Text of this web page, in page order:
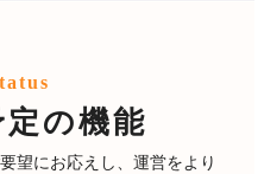
定の機能
望にお応えし、運営をより